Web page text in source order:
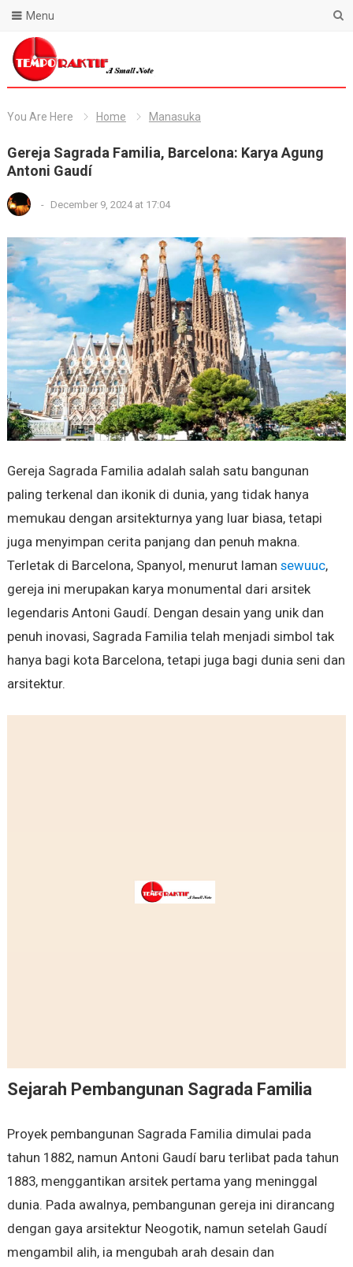
Blog Temporaktif
Menu
You Are Here Home Manasuka
Gereja Sagrada Familia, Barcelona: Karya Agung
Antoni Gaudí
- December 9, 2024 at 17:04
Gereja Sagrada Familia adalah salah satu bangunan
paling terkenal dan ikonik di dunia, yang tidak hanya
memukau dengan arsitekturnya yang luar biasa, tetapi
juga menyimpan cerita panjang dan penuh makna.
Terletak di Barcelona, Spanyol, menurut laman sewuuc,
gereja ini merupakan karya monumental dari arsitek
legendaris Antoni Gaudí. Dengan desain yang unik dan
penuh inovasi, Sagrada Familia telah menjadi simbol tak
hanya bagi kota Barcelona, tetapi juga bagi dunia seni dan
arsitektur.
Sejarah Pembangunan Sagrada Familia
Proyek pembangunan Sagrada Familia dimulai pada
tahun 1882, namun Antoni Gaudí baru terlibat pada tahun
1883, menggantikan arsitek pertama yang meninggal
dunia. Pada awalnya, pembangunan gereja ini dirancang
dengan gaya arsitektur Neogotik, namun setelah Gaudí
mengambil alih, ia mengubah arah desain dan